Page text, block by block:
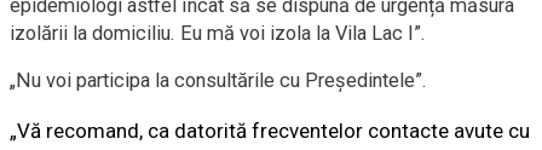
epidemiologi astfel încât să se dispună de urgență măsura
izolării la domiciliu. Eu mă voi izola la Vila Lac I”.
„Nu voi participa la consultările cu Președintele”.
„Vă recomand, ca datorită frecventelor contacte avute cu